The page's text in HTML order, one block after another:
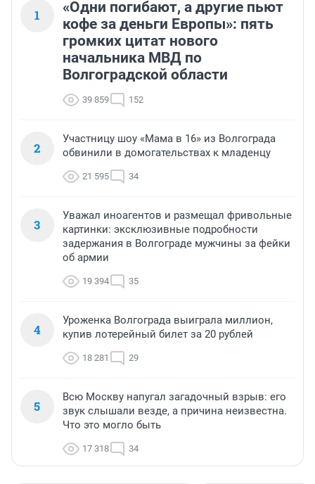
1
«Одни погибают, а другие пьют
кофе за деньги Европы»: пять
громких цитат нового
начальника МВД по
Волгоградской области
39 859 152
2
Участницу шоу «Мама в 16» из Волгограда
обвинили в домогательствах к младенцу
21 595 34
3
Уважал иноагентов и размещал фривольные
картинки: эксклюзивные подробности
задержания в Волгограде мужчины за фейки
об армии
19 394 35
4
Уроженка Волгограда выиграла миллион,
купив лотерейный билет за 20 рублей
18 281 29
5
Всю Москву напугал загадочный взрыв: его
звук слышали везде, а причина неизвестна.
Что это могло быть
17 318 34